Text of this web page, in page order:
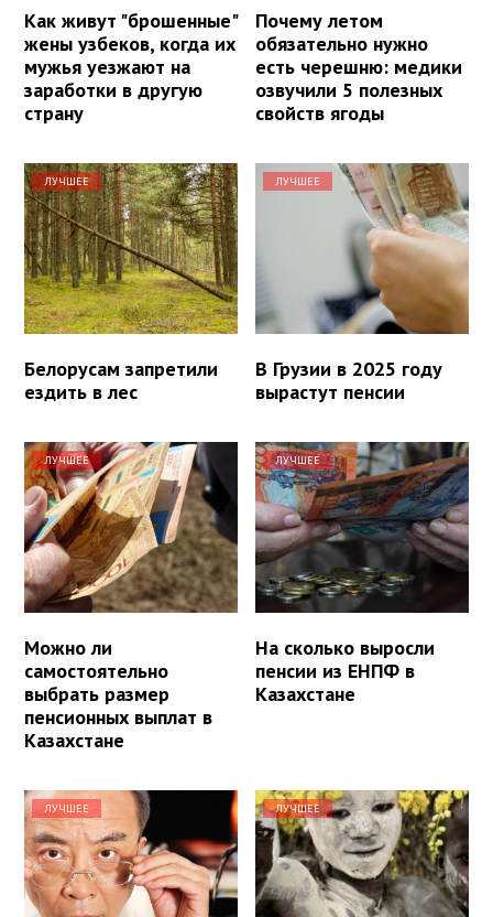
Как живут "брошенные"
жены узбеков, когда их
мужья уезжают на
заработки в другую
страну
Почему летом
обязательно нужно
есть черешню: медики
озвучили 5 полезных
свойств ягоды
ЛУЧШЕЕ
Белорусам запретили
ездить в лес
ЛУЧШЕЕ
В Грузии в 2025 году
вырастут пенсии
ЛУЧШЕЕ
Можно ли
самостоятельно
выбрать размер
пенсионных выплат в
Казахстане
ЛУЧШЕЕ
На сколько выросли
пенсии из ЕНПФ в
Казахстане
ЛУЧШЕЕ ЛУЧШЕЕ